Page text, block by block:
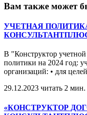
Вам также может
УЧЕТНАЯ ПОЛИТИКА
В "Конструктор
политики на 2024 год:
организаций: • для
29.12.2023 читать 2 мин.
«КОНСТРУКТОР